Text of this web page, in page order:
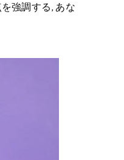
強調する, あな